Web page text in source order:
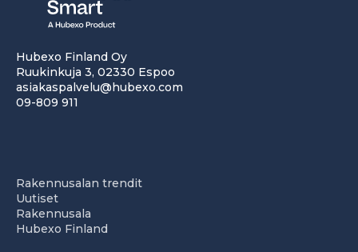
Hubexo Finland Oy
Ruukinkuja 3, 02330 Espoo
asiakaspalvelu@hubexo.com
09-809 911
Rakennusalan trendit
Uutiset
Rakennusala
Hubexo Finland